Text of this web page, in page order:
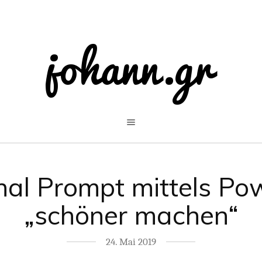
Prompt mittels
„schöner machen“
24. Mai 2019